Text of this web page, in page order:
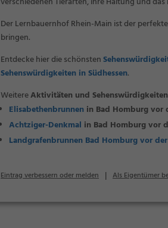
Der Lernbauernhof Rhein-Main ist der
bringen.
Entdecke hier die schönsten
Sehenswürdigkeiten in Südhessen.
WeitereAktivitäten und
Elisabethenbrunnen in Bad Homburg vor
Achtziger-Denkmal in Bad Homburg vor
Landgrafenbrunnen Bad Homburg vor
Eintrag verbessern oder melden | Als Eigentümer